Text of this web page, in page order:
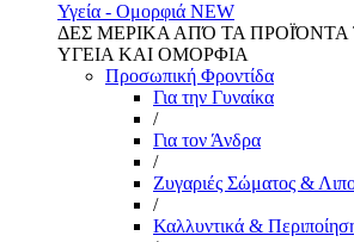
Υγεία - Ομορφιά NEW
ΔΕΣ ΜΕΡΙΚΑ ΑΠΌ ΤΑ ΠΡΟΪΌΝΤΑ
ΥΓΕΙΑ ΚΑΙ ΟΜΟΡΦΙΑ
Προσωπική Φροντίδα
Για την Γυναίκα
/
Για τον Άνδρα
/
Ζυγαριές Σώματος &
/
Καλλυντικά &